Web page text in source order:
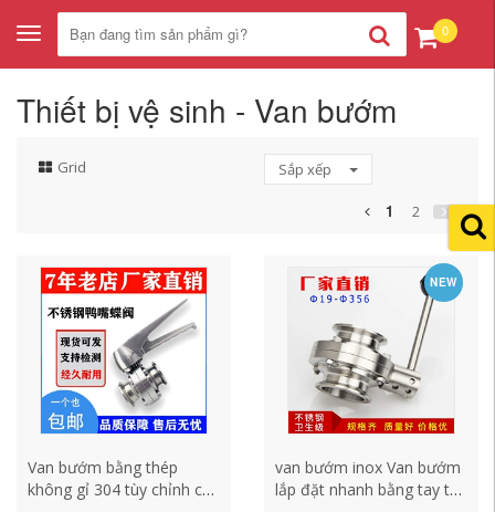
Toggle
navigation
0
Thiết bị vệ sinh - Van bướm
Grid Sắp xếp
1 2
Van bướm bằng thép
không gỉ 304 tùy chỉnh cài
NEW
van bướm inox Van bướm
lắp đặt nhanh bằng tay tùy